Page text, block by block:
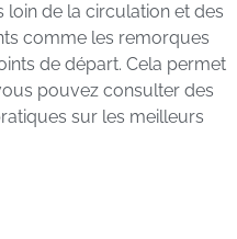
de la circulation et des
comme les remorques
de départ. Cela permet
pouvez consulter des
sur les meilleurs